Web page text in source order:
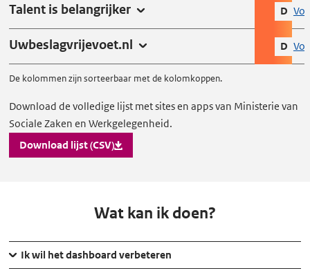
De kolommen zijn sorteerbaar met de kolomkoppen.
Talent is belangrijker D
Uwbeslagvrijevoet.nl D
Download
lijst
met
Download de volledige lijst met sites en apps van Ministerie van
Sociale Zaken en Werkgelegenheid.
Download lijst (CSV)
Wat kan ik doen?
Ik wil het dashboard verbeteren